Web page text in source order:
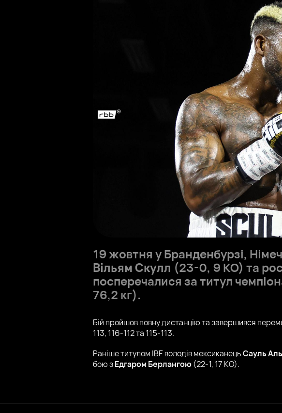
19 жовтня у Бранденбурзі,
Вільям Скулл (23-0, 9 КО) та
посперечалися за титул
76,2 кг).
Бій пройшов повну дистанцію та завершився
113, 116-112 та 115-113.
Раніше титулом IBF володів мексиканецьСауль
бою зЕдгаром Берлангою (22-1, 17 КО).